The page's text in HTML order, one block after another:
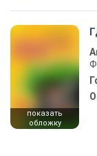
показать
обложку